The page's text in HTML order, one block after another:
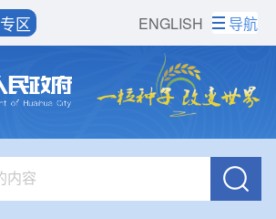
ENGLISH
区 导航